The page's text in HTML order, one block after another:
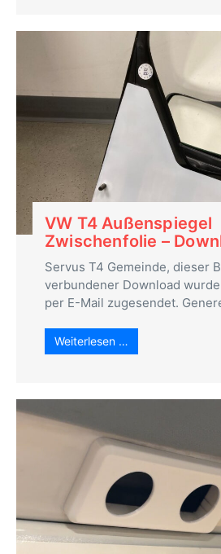
VW T4 Außenspiegel
Zwischenfolie –
Servus T4 Gemeinde, dieser
verbundener Download
per E-Mail zugesendet.
Weiterlesen …